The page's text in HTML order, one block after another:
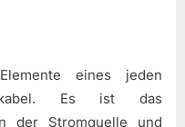
eines jeden
Es ist das
der Stromquelle und